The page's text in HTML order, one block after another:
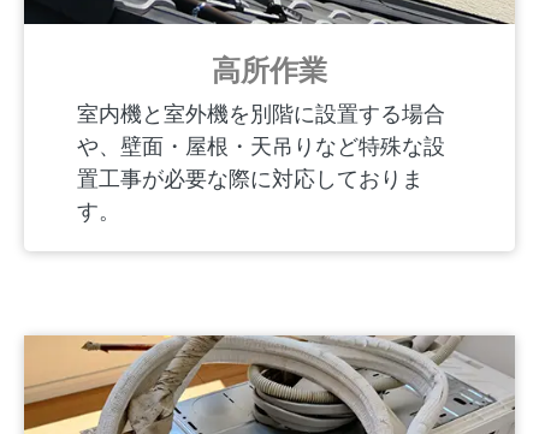
高所作業
室内機と室外機を別階に設置する場合
や、壁面・屋根・天吊りなど特殊な設
置工事が必要な際に対応しておりま
す。